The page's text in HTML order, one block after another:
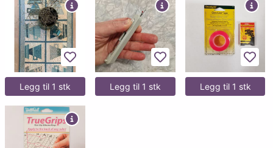
Legg til favoritter
Legg til 1 stk
Legg til favoritter
Legg til 1 stk Legg til 1 stk